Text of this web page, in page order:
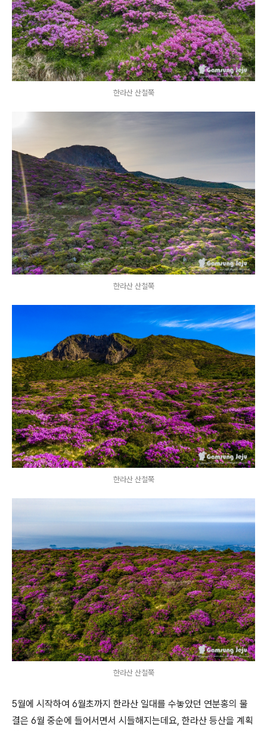
한라산 산철쭉
한라산 산철쭉
한라산 산철쭉
한라산 산철쭉
5월에 시작하여 6월초까지 한라산 일대를 수놓았던 연분홍의 물
결은 6월 중순에 들어서면서 시들해지는데요, 한라산 등산을 계획